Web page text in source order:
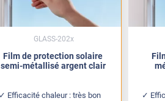
Film de protection solaire
semi-métallisé argent clair
Efficacité chaleur : très bon
GLASS-202x